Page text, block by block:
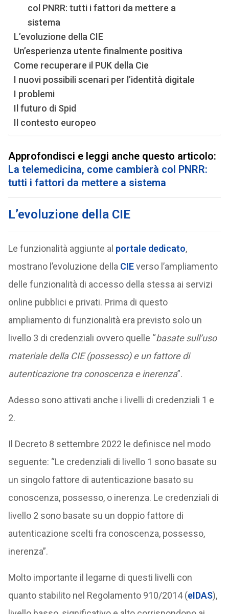
col PNRR: tutti i fattori da mettere a
sistema
L’evoluzione della CIE
Un’esperienza utente finalmente positiva
Come recuperare il PUK della Cie
I nuovi possibili scenari per l’identità digitale
I problemi
Il futuro di Spid
Il contesto europeo
Approfondisci e leggi anche questo articolo:
La telemedicina, come cambierà col PNRR:
tutti i fattori da mettere a sistema
L’evoluzione della CIE
Le funzionalità aggiunte al portale dedicato,
mostrano l’evoluzione della CIEverso l’ampliamento
delle funzionalità di accesso della stessa ai servizi
online pubblici e privati. Prima di questo
ampliamento di funzionalità era previsto solo un
livello 3 di credenziali ovvero quelle “basate sull’uso
materiale della CIE (possesso) e un fattore di
autenticazione tra conoscenza e inerenza”.
Adesso sono attivati anche i livelli di credenziali 1 e
2.
Il Decreto 8 settembre 2022 le definisce nel modo
seguente: “Le credenziali di livello 1 sono basate su
un singolo fattore di autenticazione basato su
conoscenza, possesso, o inerenza. Le credenziali di
livello 2 sono basate su un doppio fattore di
autenticazione scelti fra conoscenza, possesso,
inerenza”.
Molto importante il legame di questi livelli con
quanto stabilito nel Regolamento 910/2014 (eIDAS),